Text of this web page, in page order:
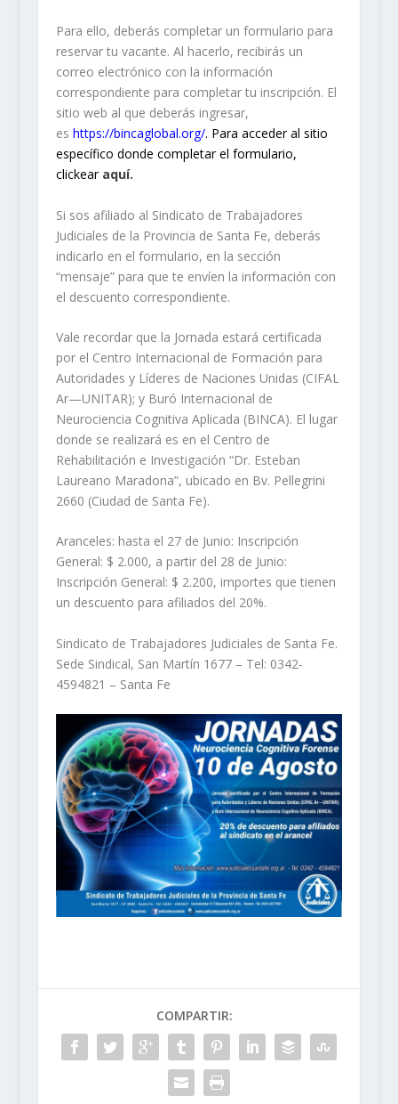
Para ello, deberás completar un formulario para
reservar tu vacante. Al hacerlo, recibirás un
correo electrónico con la información
correspondiente para completar tu inscripción. El
sitio web al que deberás ingresar,
es https://bincaglobal.org/. Para acceder al sitio
específico donde completar el formulario,
clickear aquí.
Si sos afiliado al Sindicato de Trabajadores
Judiciales de la Provincia de Santa Fe, deberás
indicarlo en el formulario, en la sección
“mensaje” para que te envíen la información con
el descuento correspondiente.
Vale recordar que la Jornada estará certificada
por el Centro Internacional de Formación para
Autoridades y Líderes de Naciones Unidas (CIFAL
Ar—UNITAR); y Buró Internacional de
Neurociencia Cognitiva Aplicada (BINCA). El lugar
donde se realizará es en el Centro de
Rehabilitación e Investigación “Dr. Esteban
Laureano Maradona”, ubicado en Bv. Pellegrini
2660 (Ciudad de Santa Fe).
Aranceles: hasta el 27 de Junio: Inscripción
General: $ 2.000, a partir del 28 de Junio:
Inscripción General: $ 2.200, importes que tienen
un descuento para afiliados del 20%.
Sindicato de Trabajadores Judiciales de Santa Fe.
Sede Sindical, San Martín 1677 – Tel: 0342-
4594821 – Santa Fe
COMPARTIR: